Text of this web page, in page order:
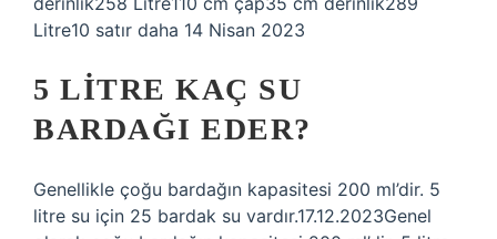
Litre10 satır daha 14 Nisan 2023
5 LITRE KAÇ SU
BARDAĞI EDER?
Genellikle çoğu bardağın kapasitesi 200 ml’dir. 5
litre su için 25 bardak su vardır.17.12.2023Genel